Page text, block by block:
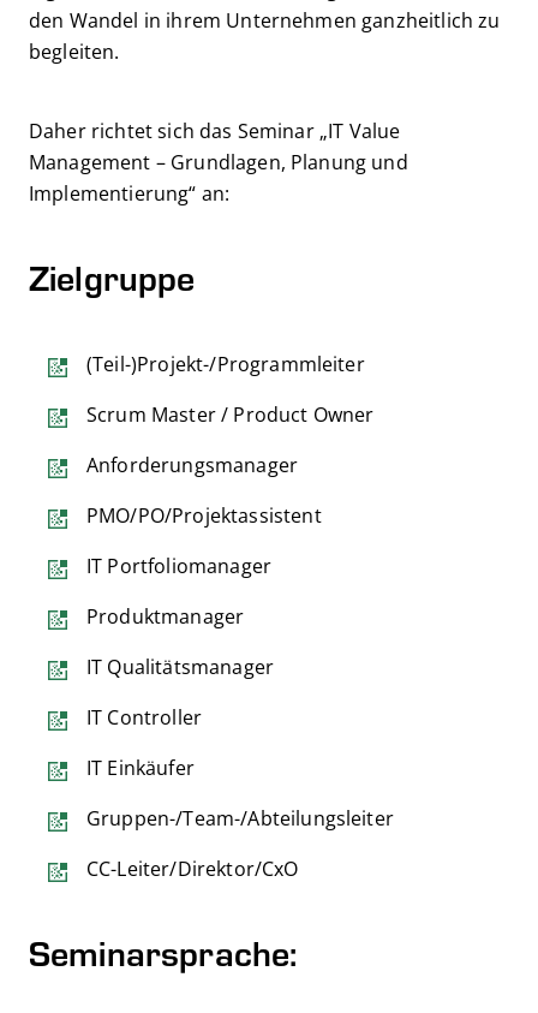
den Wandel in ihrem Unternehmen ganzheitlich zu
begleiten.
Daher richtet sich das Seminar „IT Value
Management – Grundlagen, Planung und
Implementierung“ an:
Zielgruppe
(Teil-)Projekt-/Programmleiter
Scrum Master / Product Owner
Anforderungsmanager
PMO/PO/Projektassistent
IT Portfoliomanager
Produktmanager
IT Qualitätsmanager
IT Controller
IT Einkäufer
Gruppen-/Team-/Abteilungsleiter
CC-Leiter/Direktor/CxO
Seminarsprache: